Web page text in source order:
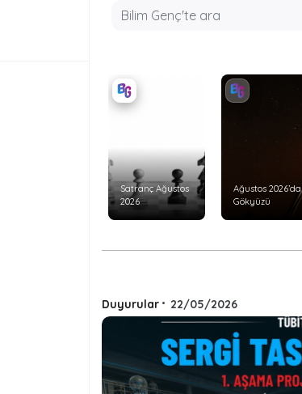
Satranç Ağustos
2026
Ağustos 2026’da
Gökyüzü
Duyurular • 22/05/2026